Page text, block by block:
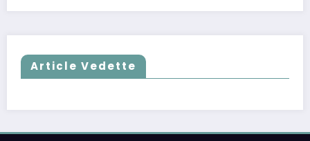
Article Vedette